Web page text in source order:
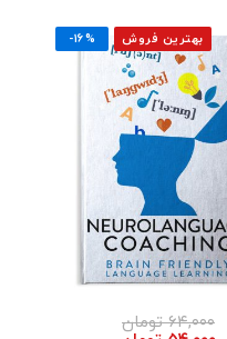
بهترین فروش -۱۶%
۶۴,۰۰۰ تومان